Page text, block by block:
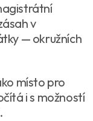
v
— okružních
místo pro
i s možností